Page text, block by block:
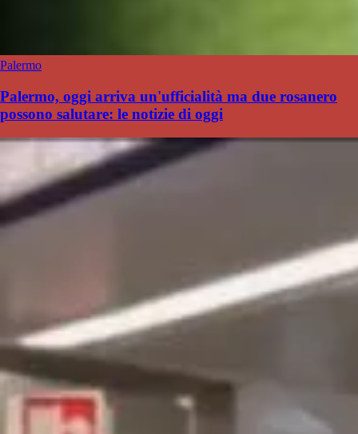
Palermo
Palermo, oggi arriva un'ufficialità ma due rosanero
possono salutare: le notizie di oggi